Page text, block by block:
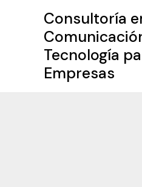
Consultoría
Tecnología
Empresas